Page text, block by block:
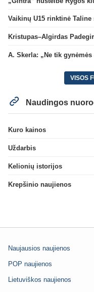
A. Skerla: „Ne tik
VISOS
Naudingos
Kuro kainos
Uždarbis
Kelionių istorijos
Krepšinio naujienos
Naujausios naujienos
POP naujienos
Lietuviškos naujienos